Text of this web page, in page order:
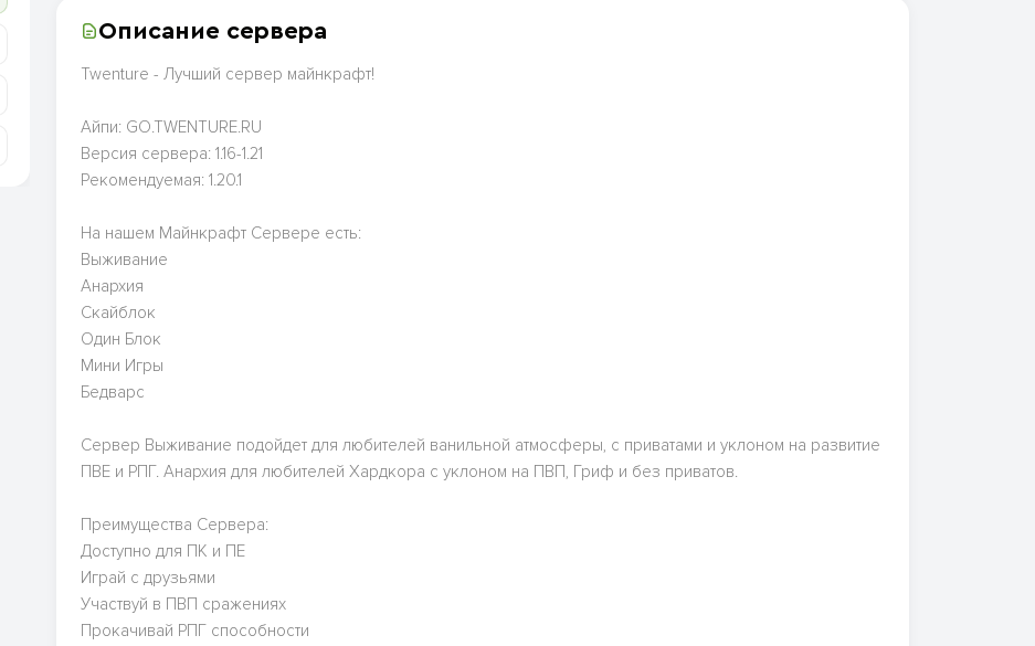
Описание сервера
Twenture - Лучший сервер майнкрафт!
Айпи: GO.TWENTURE.RU
Версия сервера: 1.16-1.21
Рекомендуемая: 1.20.1
На нашем Майнкрафт Сервере есть:
Выживание
Анархия
Скайблок
Один Блок
Мини Игры
Бедварс
Сервер Выживание подойдет для любителей ванильной атмосферы, с приватами и уклоном на развитие
ПВЕ и РПГ. Анархия для любителей Хардкора с уклоном на ПВП, Гриф и без приватов.
Преимущества Сервера:
Доступно для ПК и ПЕ
Играй с друзьями
Участвуй в ПВП сражениях
Прокачивай РПГ способности